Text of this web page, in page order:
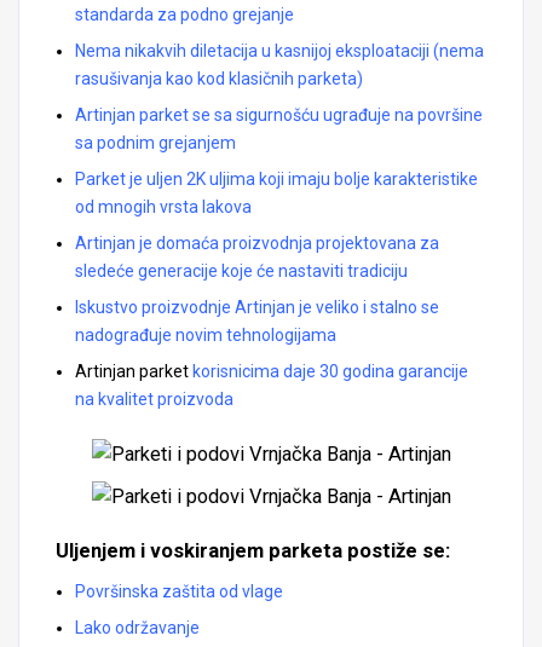
standarda za podno grejanje
Nema nikakvih diletacija u kasnijoj eksploataciji (nema
rasušivanja kao kod klasičnih parketa)
Artinjan parket se sa sigurnošću ugrađuje na površine
sa podnim grejanjem
Parket je uljen 2K uljima koji imaju bolje karakteristike
od mnogih vrsta lakova
Artinjan je domaća proizvodnja projektovana za
sledeće generacije koje će nastaviti tradiciju
Iskustvo proizvodnje Artinjan je veliko i stalno se
nadograđuje novim tehnologijama
Artinjan parket korisnicima daje 30 godina garancije
na kvalitet proizvoda
Uljenjem i voskiranjem parketa postiže se:
Površinska zaštita od vlage
Lako održavanje